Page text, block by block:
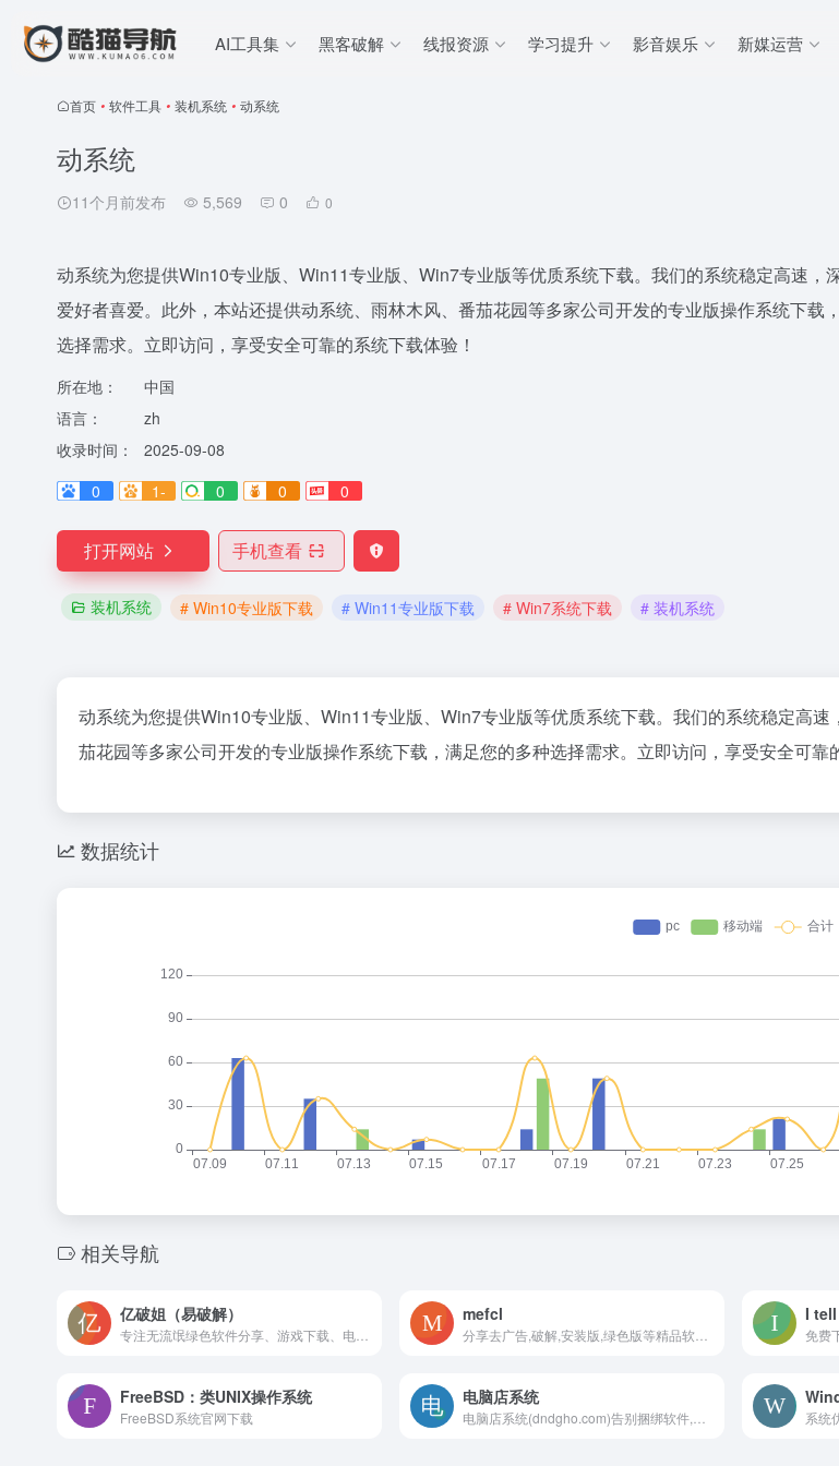
AI工具集 黑客破解 线报资源 学习提升 影音娱乐 新媒运营
首页 • 软件工具 • 装机系统 • 动系统
动系统
11个月前发布 5,569 0 0
动系统为您提供Win10专业版、Win11专业版、Win7专业版等优质系统下载。我们的系统稳定高速，
爱好者喜爱。此外，本站还提供动系统、雨林木风、番茄花园等多家公司开发的专业版操作系统下载
选择需求。立即访问，享受安全可靠的系统下载体验！
所在地：
中国
语言：
zh
收录时间：
2025-09-08
0
1- 0 0 0
打开网站 手机查看
装机系统 # Win10专业版下载 # Win11专业版下载 # Win7系统下载 # 装机系统
动系统为您提供Win10专业版、Win11专业版、Win7专业版等优质系统下载。我们的系统稳定高
茄花园等多家公司开发的专业版操作系统下载，满足您的多种选择需求。立即访问，享受安全可靠
数据统计
相关导航
亿破姐（易破解） mefcl I
FreeBSD：类UNIX操作系统
FreeBSD系统官网下载
电脑店系统